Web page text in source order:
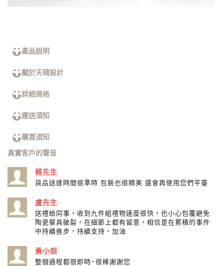
產品說明
關於天晴設計
詳細規格
運送須知
購買須知
真實客戶的聲音
蔡先生
貨品送達時間很準時 包裝也很精美 還會再使用您們平臺
盧先生
送禮給同事，收到九件組禮物速度很快，也小心包覆避免
陶瓷餐具破裂，在細節上都有留意，相信是在累積的事件
中持續進步，持續支持，加油
黃小姐
整個過程都很即時~很棒謝謝您